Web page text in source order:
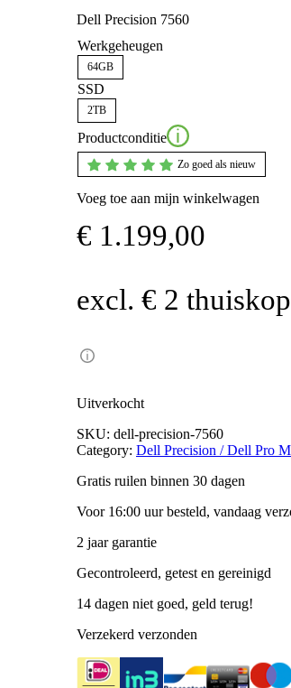
Dell Precision 7560
Werkgeheugen
64GB
SSD
2TB
Productconditie
Zo goed als nieuw
Voeg toe aan mijn winkelwagen
€ 1.199,00
excl. € 2
Uitverkocht
SKU: dell-precision-7560
Category: Dell Precision / Dell Pro
Gratis ruilen binnen 30 dagen
Voor 16:00 uur besteld, vandaag
2 jaar garantie
Gecontroleerd, getest en gereinigd
14 dagen niet goed, geld terug!
Verzekerd verzonden